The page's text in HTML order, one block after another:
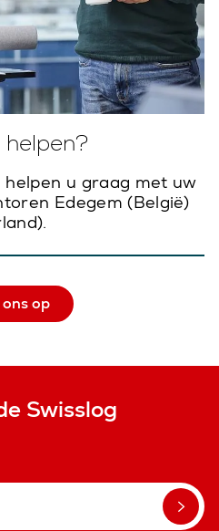
helpen?
u graag met uw
Edegem (België)
op
Swisslog